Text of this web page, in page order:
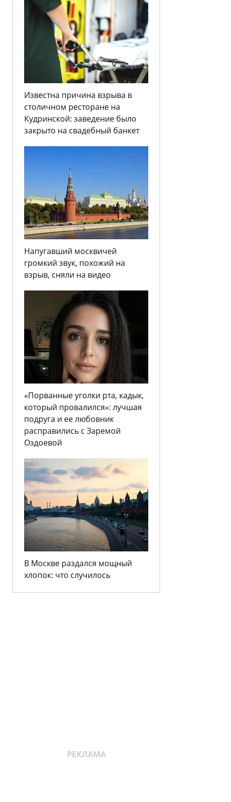
Известна причина взрыва в
столичном ресторане на
Кудринской: заведение было
закрыто на свадебный банкет
Напугавший москвичей
громкий звук, похожий на
взрыв, сняли на видео
«Порванные уголки рта, кадык,
который провалился»: лучшая
подруга и ее любовник
расправились с Заремой
Оздоевой
В Москве раздался мощный
хлопок: что случилось